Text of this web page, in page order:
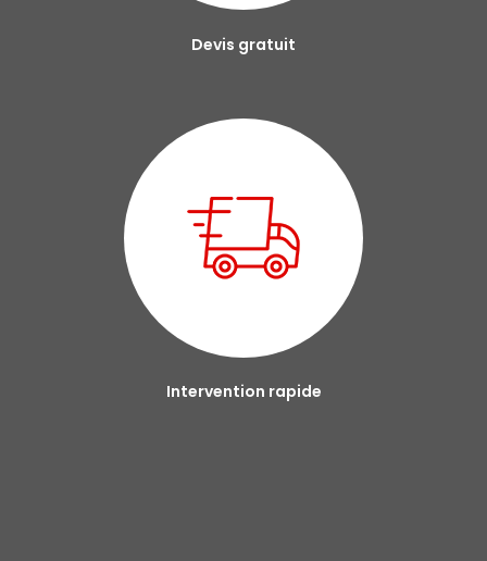
Devis gratuit
Intervention rapide